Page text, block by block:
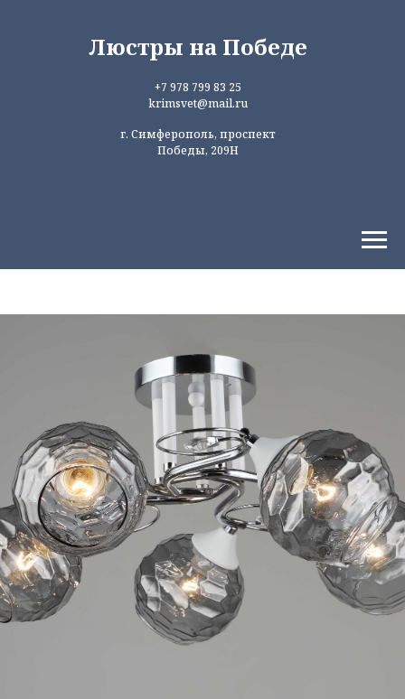
Люстры на Победе
+7 978 799 83 25
krimsvet@mail.ru
г. Симферополь, проспект
Победы, 209Н